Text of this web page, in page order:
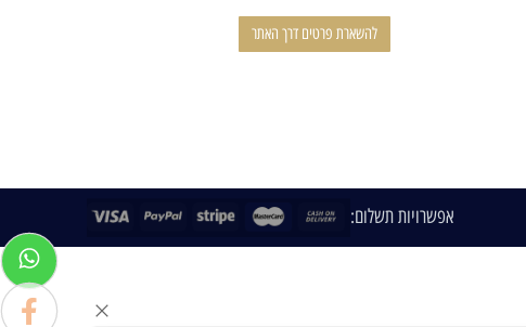
להשארת פרטים דרך האתר
אפשרויות תשלום: